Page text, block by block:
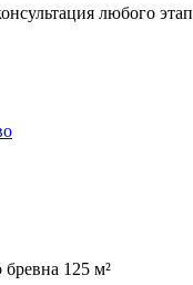
любого
бревна 125 м²